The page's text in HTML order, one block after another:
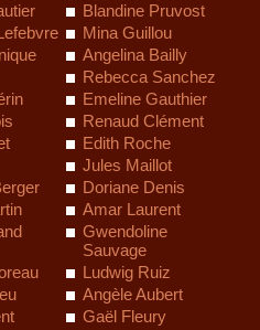
Blandine Pruvost
Mina Guillou
Angelina Bailly
Rebecca Sanchez
Emeline Gauthier
Renaud Clément
Edith Roche
Jules Maillot
Doriane Denis
Amar Laurent
Gwendoline
Sauvage
Ludwig Ruiz
Angèle Aubert
Gaël Fleury